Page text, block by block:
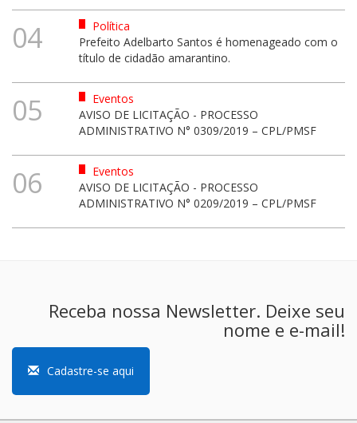
04
Política
Prefeito Adelbarto Santos é homenageado com o
título de cidadão amarantino.
05
Eventos
AVISO DE LICITAÇÃO - PROCESSO
ADMINISTRATIVO N° 0309/2019 – CPL/PMSF
06
Eventos
AVISO DE LICITAÇÃO - PROCESSO
ADMINISTRATIVO N° 0209/2019 – CPL/PMSF
Receba nossa Newsletter. Deixe seu
nome e e-mail!
Cadastre-se aqui